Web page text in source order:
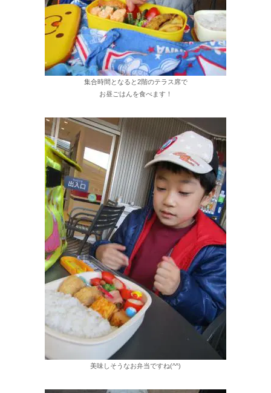
集合時間となると2階のテラス席で
お昼ごはんを食べます！
美味しそうなお弁当ですね(^^)